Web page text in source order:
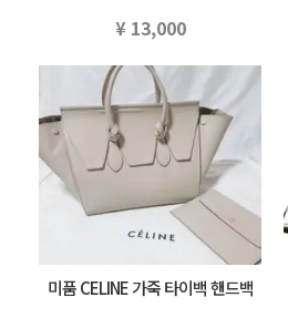
¥ 13,000
미품 CELINE 가죽 타이백 핸드백